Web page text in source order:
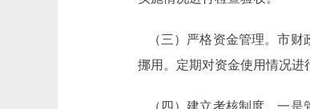
（三）严格资金管理。市财
挪用。定期对资金使用情况进
（四）建立考核制度。一是